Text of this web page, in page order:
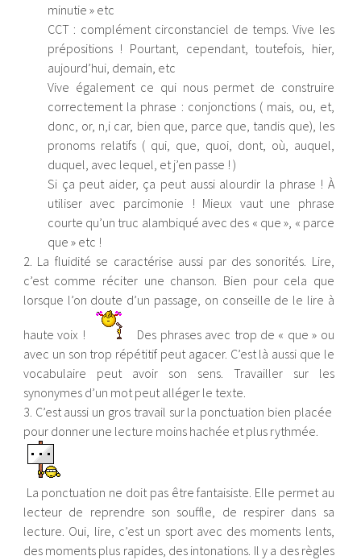
minutie » etc
CCT : complément circonstanciel de temps. Vive les
prépositions ! Pourtant, cependant, toutefois, hier,
aujourd’hui, demain, etc
Vive également ce qui nous permet de construire
correctement la phrase : conjonctions ( mais, ou, et,
donc, or, n,i car, bien que, parce que, tandis que), les
pronoms relatifs ( qui, que, quoi, dont, où, auquel,
duquel, avec lequel, et j’en passe ! )
Si ça peut aider, ça peut aussi alourdir la phrase ! À
utiliser avec parcimonie ! Mieux vaut une phrase
courte qu’un truc alambiqué avec des « que », « parce
que » etc !
2. La fluidité se caractérise aussi par des sonorités. Lire,
c’est comme réciter une chanson. Bien pour cela que
lorsque l’on doute d’un passage, on conseille de le lire à
haute voix !
Des phrases avec trop de « que » ou
avec un son trop répétitif peut agacer. C’est là aussi que le
vocabulaire peut avoir son sens. Travailler sur les
synonymes d’un mot peut alléger le texte.
3. C’est aussi un gros travail sur la ponctuation bien placée
pour donner une lecture moins hachée et plus rythmée.
La ponctuation ne doit pas être fantaisiste. Elle permet au
lecteur de reprendre son souffle, de respirer dans sa
lecture. Oui, lire, c’est un sport avec des moments lents,
des moments plus rapides, des intonations. Il y a des règles